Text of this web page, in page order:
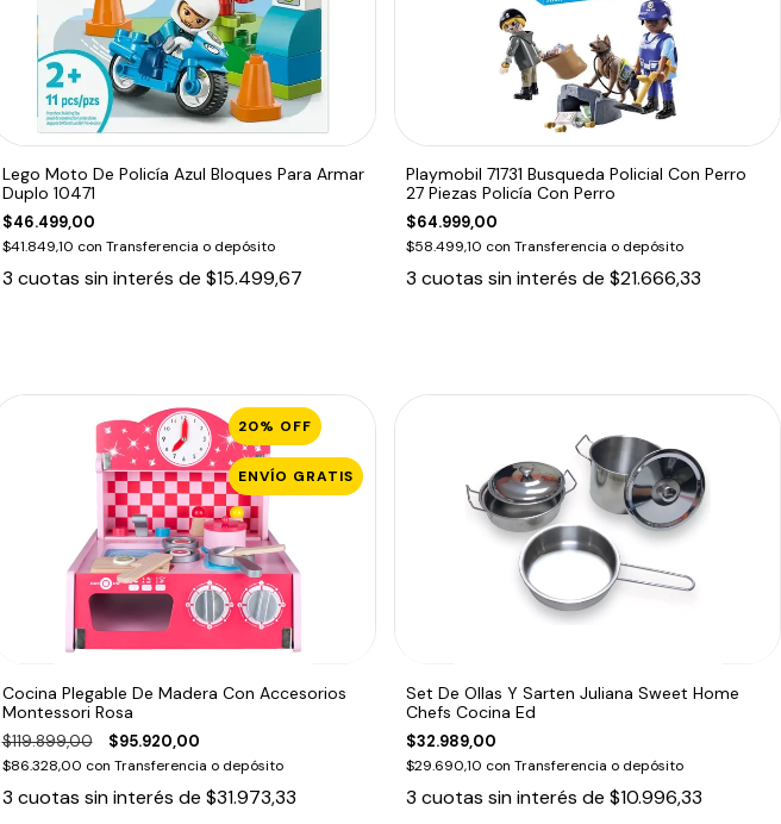
Lego Moto De Policía Azul Bloques Para Armar
Duplo 10471
$46.499,00
$41.849,10 con Transferencia o depósito
3 cuotas sin interés de $15.499,67
Playmobil 71731 Busqueda Policial Con Perro
27 Piezas Policía Con Perro
$64.999,00
$58.499,10 con Transferencia o depósito
3 cuotas sin interés de$21.666,33
20% OFF
ENVÍO GRATIS
Cocina Plegable De Madera Con Accesorios
Montessori Rosa
$119.899,00 $95.920,00
$86.328,00 con Transferencia o depósito
3 cuotas sin interés de $31.973,33
Set De Ollas Y Sarten Juliana Sweet Home
Chefs Cocina Ed
$32.989,00
$29.690,10 con Transferencia o depósito
3 cuotas sin interés de$10.996,33